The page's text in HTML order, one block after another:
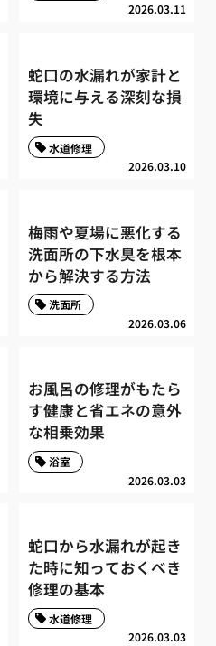
2026.03.11
蛇口の水漏れが家計と
環境に与える深刻な損
失
2026.03.10
水道修理
梅雨や夏場に悪化する
洗面所の下水臭を根本
から解決する方法
2026.03.06
洗面所
お風呂の修理がもたら
す健康と省エネの意外
な相乗効果
2026.03.03
浴室
蛇口から水漏れが起き
た時に知っておくべき
修理の基本
2026.03.03
水道修理